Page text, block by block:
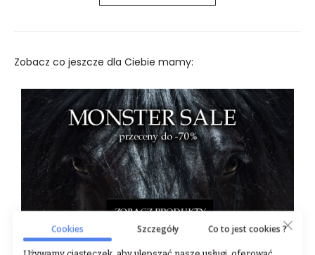
Zobacz co jeszcze dla Ciebie mamy:
Cookies Szczegóły Co to jest cookies ?